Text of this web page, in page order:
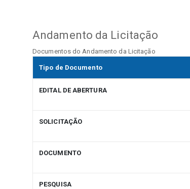
Andamento da Licitação
Documentos do Andamento da Licitação
Tipo de Documento
EDITAL DE ABERTURA
SOLICITAÇÃO
DOCUMENTO
PESQUISA